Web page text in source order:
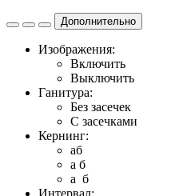
Дополнительно
Изображения:
Включить
Выключить
Ганитура:
Без засечек
С засечками
Кернинг:
aб
a б
a б
Интервал: